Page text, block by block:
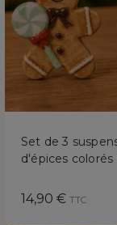
Set de 3
d'épices
Prix
14,90 € TTC